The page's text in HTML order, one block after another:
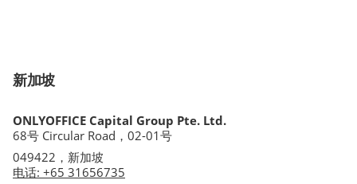
新加坡
ONLYOFFICE Capital Group Pte. Ltd.
68号 Circular Road，02-01号
049422，新加坡
电话: +65 31656735